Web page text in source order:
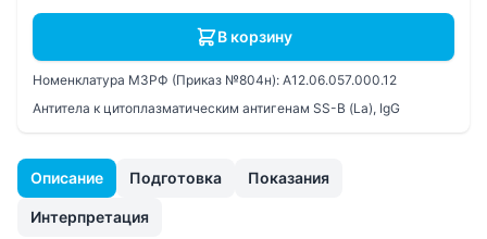
Описание Подготовка Показания
Интерпретация
В корзину
Номенклатура МЗРФ (Приказ №804н): A12.06.057.000.12
Антитела к цитоплазматическим антигенам SS-B (La), IgG